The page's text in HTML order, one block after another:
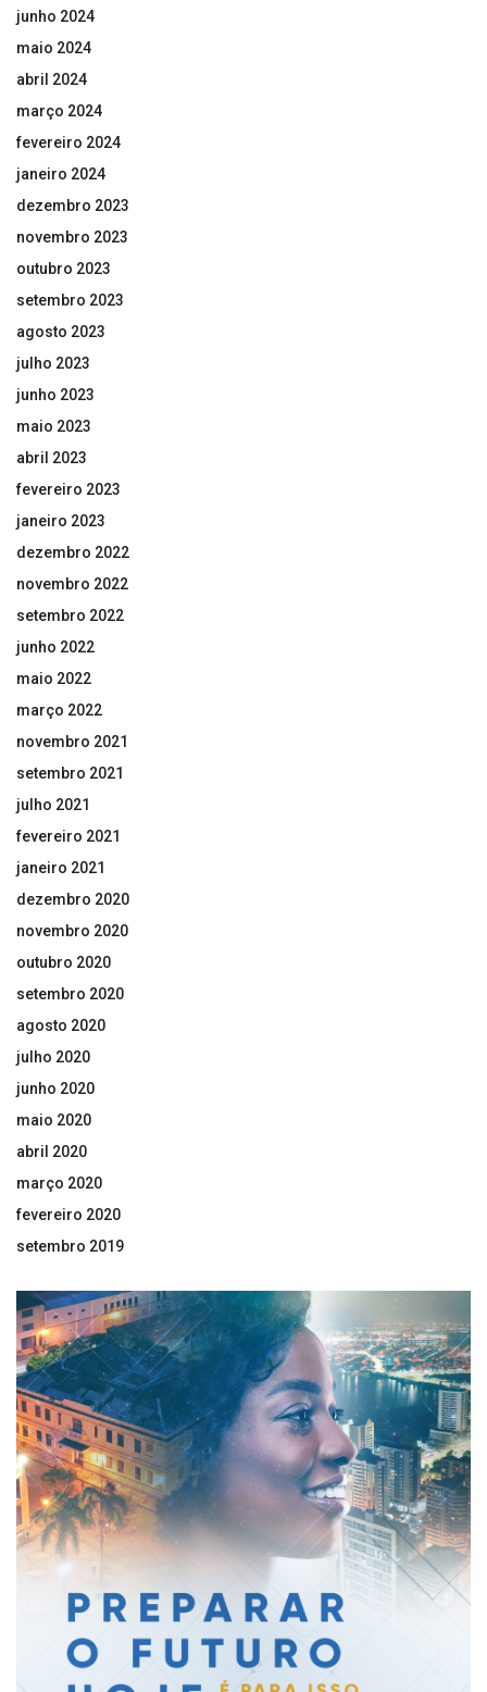
junho 2024
maio 2024
abril 2024
março 2024
fevereiro 2024
janeiro 2024
dezembro 2023
novembro 2023
outubro 2023
setembro 2023
agosto 2023
julho 2023
junho 2023
maio 2023
abril 2023
fevereiro 2023
janeiro 2023
dezembro 2022
novembro 2022
setembro 2022
junho 2022
maio 2022
março 2022
novembro 2021
setembro 2021
julho 2021
fevereiro 2021
janeiro 2021
dezembro 2020
novembro 2020
outubro 2020
setembro 2020
agosto 2020
julho 2020
junho 2020
maio 2020
abril 2020
março 2020
fevereiro 2020
setembro 2019